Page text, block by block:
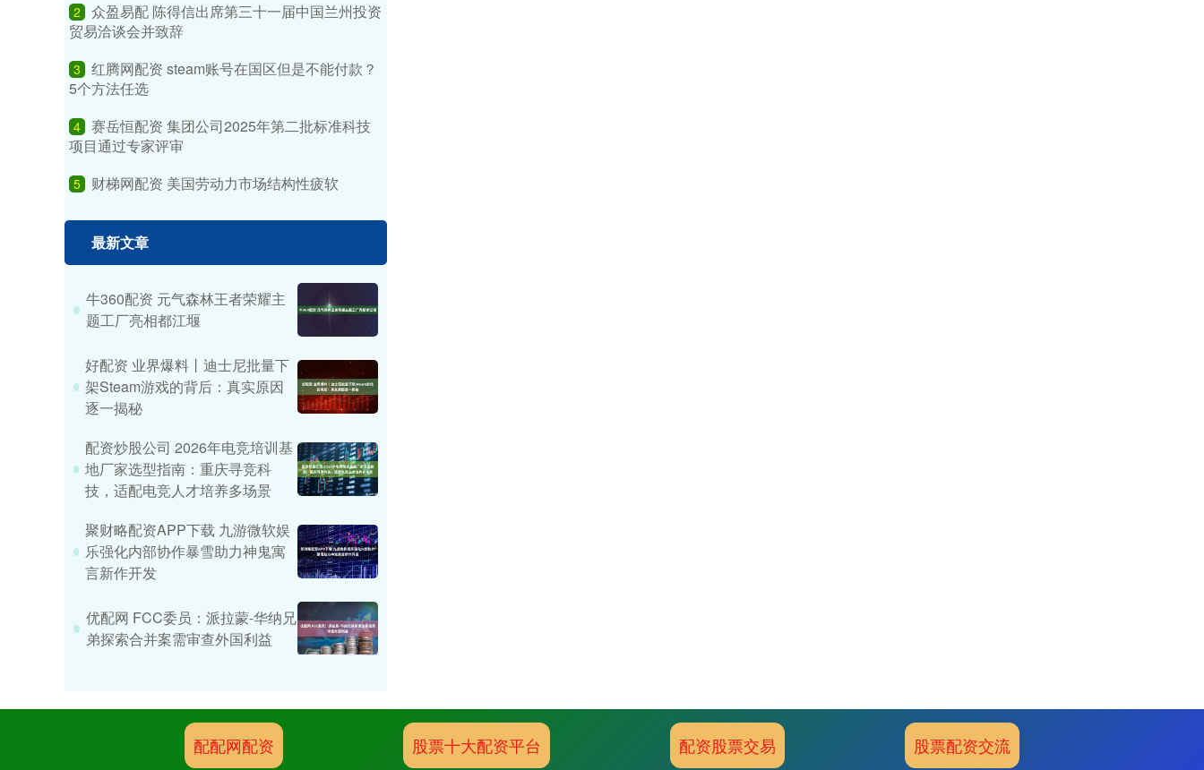
2
众盈易配 陈得信出席第三十一届中国兰州投资
贸易洽谈会并致辞
3
红腾网配资 steam账号在国区但是不能付款？
5个方法任选
4 赛岳恒配资 集团公司2025年第二批标准科技
项目通过专家评审
5 财梯网配资 美国劳动力市场结构性疲软
最新文章
牛360配资 元气森林王者荣耀主
题工厂亮相都江堰
好配资 业界爆料丨迪士尼批量下
架Steam游戏的背后：真实原因
逐一揭秘
配资炒股公司 2026年电竞培训基
地厂家选型指南：重庆寻竞科
技，适配电竞人才培养多场景
聚财略配资APP下载 九游微软娱
乐强化内部协作暴雪助力神鬼寓
言新作开发
优配网 FCC委员：派拉蒙-华纳兄
弟探索合并案需审查外国利益
配配网配资 股票十大配资平台 配资股票交易 股票配资交流